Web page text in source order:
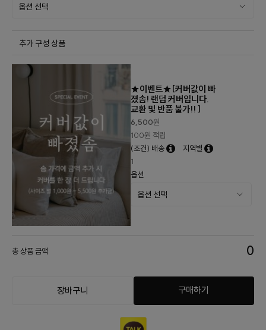
추가 구성 상품
★이벤트★[커버값이 빠
졌솜! 랜덤 커버입니다.
교환 및 반품 불가!! ]
6,500원
100원 적립
(조건) 배송
지역별
1
옵션
총 상품 금액 0
장바구니 구매하기